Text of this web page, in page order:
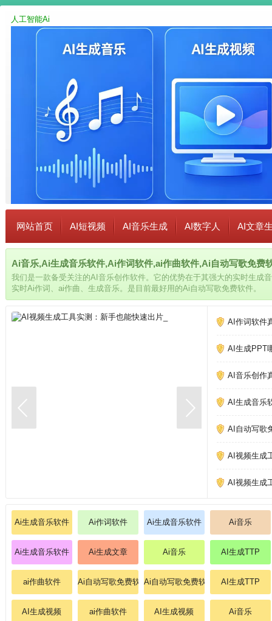
人工智能Ai
网站首页 AI短视频 AI音乐生成 AI数字人 AI文章
Ai音乐,Ai生成音乐软件,Ai作词软件,ai作曲软件,Ai自动写歌免费
我们是一款备受关注的AI音乐创作软件。它的优势在于其强大的实时生成
实时Ai作词、ai作曲、生成音乐。是目前最好用的Ai自动写歌免费软件。
AI作词软件
AI生成PPT
AI音乐创作
AI生成音乐
AI自动写歌
AI视频生成
AI视频生成
Ai生成音乐软件 Ai作词软件 Ai生成音乐软件 Ai音乐
Ai生成音乐软件 Ai生成文章 Ai音乐 AI生成TTP
ai作曲软件 Ai自动写歌免费软件Ai自动写歌免费软件 AI生成TTP
AI生成视频 ai作曲软件 AI生成视频 Ai音乐